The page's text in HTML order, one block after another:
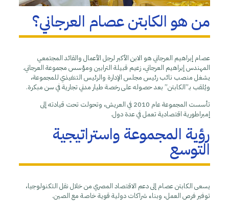
من هو الكابتن عصام العرجاني؟
عصام إبراهيم العرجاني هو الابن الأكبر لرجل الأعمال والقائد المجتمعي
المهندس إبراهيم العرجاني، زعيم قبيلة الترابين ومؤسس مجموعة العرجاني.
يشغل منصب نائب رئيس مجلس الإدارة والرئيس التنفيذي للمجموعة،
ويُلقب بـ”الكابتن” بعد حصوله على رخصة طيار مدني تجارية في سن مبكرة.
تأسست المجموعة عام 2010 في العريش، وتحولت تحت قيادته إلى
إمبراطورية اقتصادية تعمل في عدة دول.
رؤية المجموعة واستراتيجية
التوسع
يسعى الكابتن عصام إلى دعم الاقتصاد المصري من خلال نقل التكنولوجيا،
توفير فرص العمل، وبناء شراكات دولية قوية خاصة مع الصين.